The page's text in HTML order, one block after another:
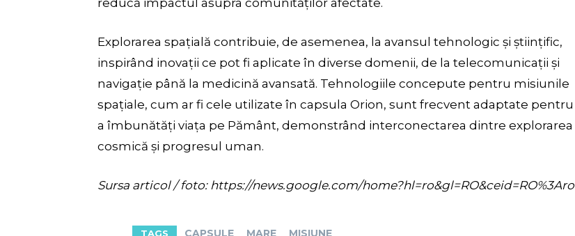
reducă impactul asupra comunităților afectate.
Explorarea spațială contribuie, de asemenea, la avansul tehnologic și științific,
inspirând inovații ce pot fi aplicate în diverse domenii, de la telecomunicații și
navigație până la medicină avansată. Tehnologiile concepute pentru misiunile
spațiale, cum ar fi cele utilizate în capsula Orion, sunt frecvent adaptate pentru
a îmbunătăți viața pe Pământ, demonstrând interconectarea dintre explorarea
cosmică și progresul uman.
Sursa articol / foto: https://news.google.com/home?hl=ro&gl=RO&ceid=RO%3Aro
TAGS CAPSULE MARE MISIUNE